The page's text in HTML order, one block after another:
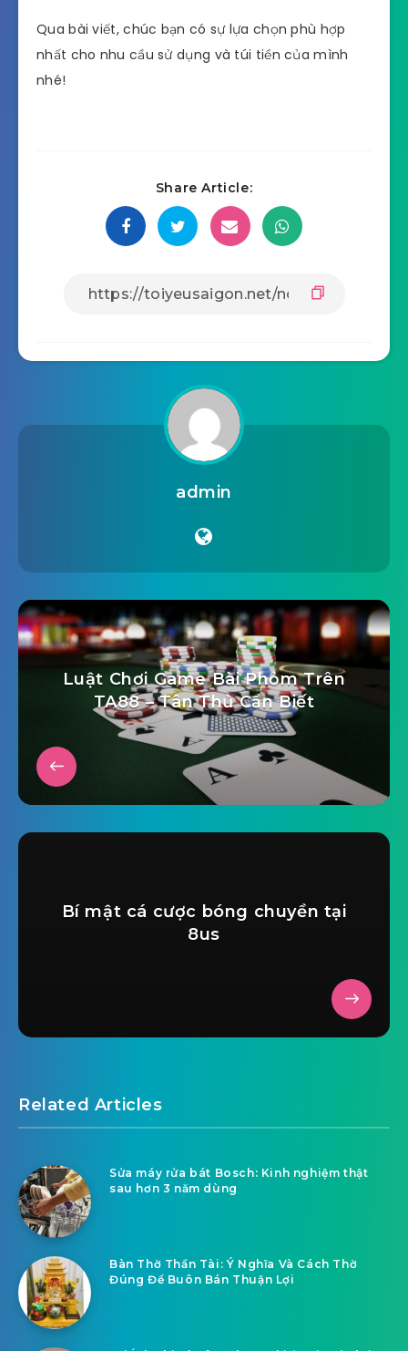
Qua bài viết, chúc bạn có sự lựa chọn phù hợp
nhất cho nhu cầu sử dụng và túi tiền của mình
nhé!
Share Article:
admin
Luật Chơi Game Bài Phỏm Trên
TA88 – Tân Thủ Cần Biết
Bí mật cá cược bóng chuyền tại
8us
Related Articles
Sửa máy rửa bát Bosch: Kinh nghiệm thật
sau hơn 3 năm dùng
Bàn Thờ Thần Tài: Ý Nghĩa Và Cách Thờ
Đúng Để Buôn Bán Thuận Lợi